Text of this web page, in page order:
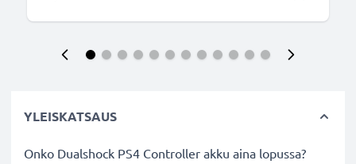
YLEISKATSAUS
Onko Dualshock PS4 Controller akku aina lopussa?